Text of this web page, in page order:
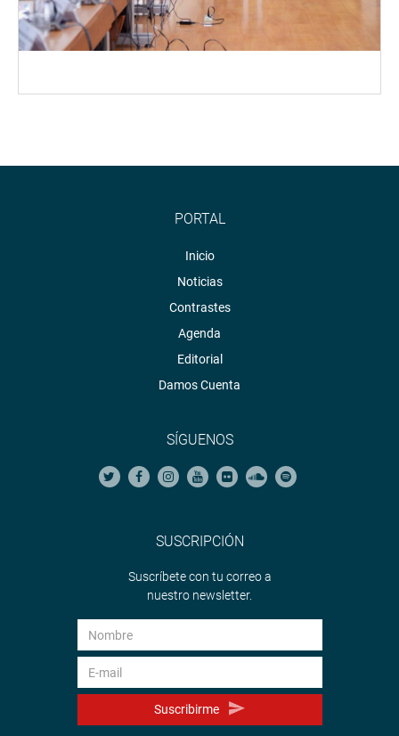
PORTAL
Inicio
Noticias
Contrastes
Agenda
Editorial
Damos Cuenta
SÍGUENOS
SUSCRIPCIÓN
Suscríbete con tu correo a
nuestro newsletter.
Suscribirme